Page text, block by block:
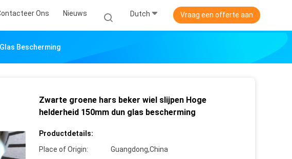
Ons Nieuws Dutch Vraag een offerte aan
Bescherming
Zwarte groene hars beker wiel slijpen Hoge
helderheid 150mm dun glas bescherming
Productdetails:
Place of Origin:
Guangdong,China